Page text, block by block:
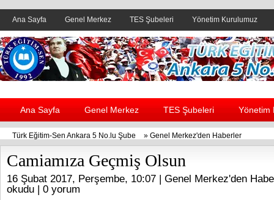
Ana Sayfa Genel Merkez TES Şubeleri Yönetim Kurulumuz
Header yanı reklam alanı
Ana Sayfa Genel Merkez TES Şubeleri Yönetim
Türk Eğitim-Sen Ankara 5 No.lu Şube » Genel Merkez'den Haberler
Camiamıza Geçmiş Olsun
16 Şubat 2017, Perşembe, 10:07 | Genel Merkez'den
okudu | 0 yorum